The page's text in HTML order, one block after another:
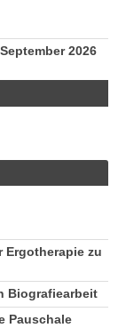
2026
Ergotherapie zu
Biografiearbeit
Pauschale